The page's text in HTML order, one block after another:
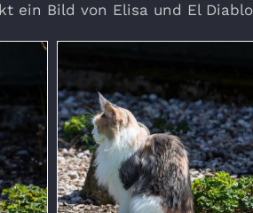
ein Bild von Elisa und El